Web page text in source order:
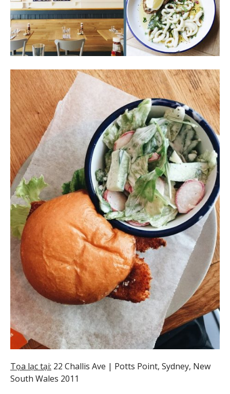
Tọa lạc tại: 22 Challis Ave | Potts Point, Sydney, New
South Wales 2011